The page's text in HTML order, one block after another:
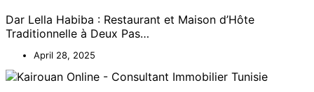
Dar Lella Habiba : Restaurant et Maison d’Hôte
Traditionnelle à Deux Pas…
April 28, 2025